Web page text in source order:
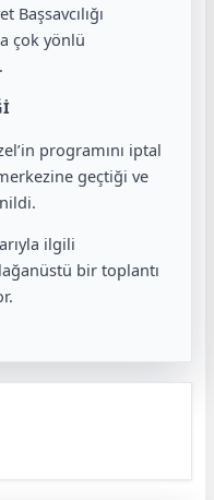
çok yönlü
programını iptal
geçtiği ve
ilgili
bir toplantı